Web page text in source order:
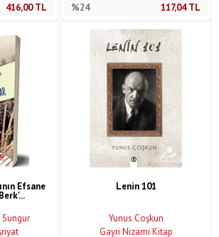
416,00TL
%24
117,04TL
Efsane Lenin 101
Yunus Coşkun
Gayri Nizami Kitap